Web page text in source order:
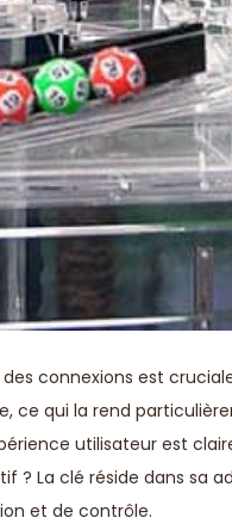
connexions est
ce qui la rend
utilisateur est
? La clé réside dans sa
et de contrôle.